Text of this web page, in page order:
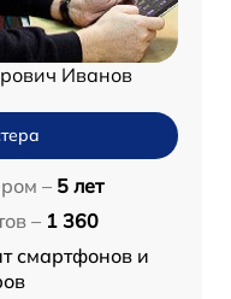
Иванов
– 5 лет
– 1 360
смартфонов и